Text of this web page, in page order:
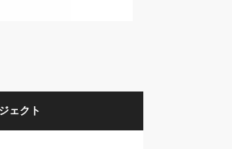
ェクト